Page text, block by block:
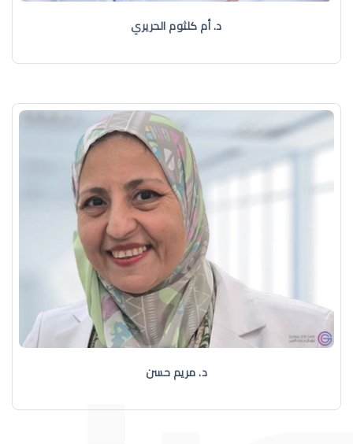
د. أم كلثوم الحريري
د. مريم حسن